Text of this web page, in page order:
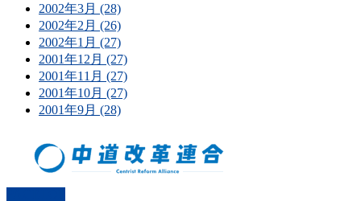
2002年3月 (28)
2002年2月 (26)
2002年1月 (27)
2001年12月 (27)
2001年11月 (27)
2001年10月 (27)
2001年9月 (28)